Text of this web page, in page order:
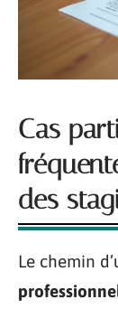
Cas
des
Le chemin